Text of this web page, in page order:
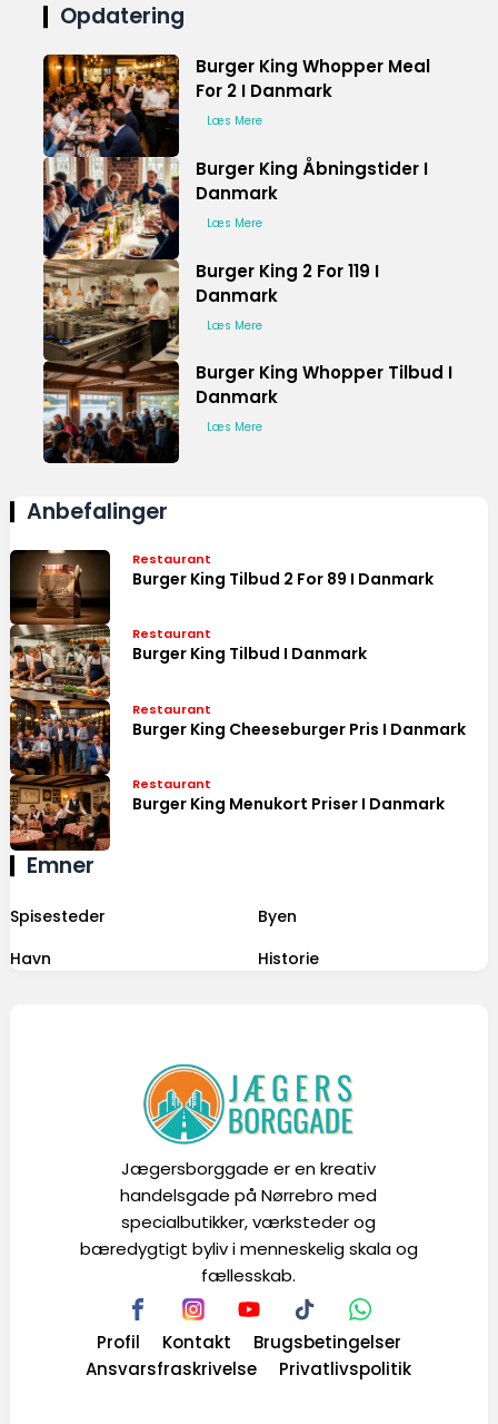
Opdatering
Burger King Whopper Meal
For 2 I Danmark
Læs Mere
Burger King Åbningstider I
Danmark
Læs Mere
Burger King 2 For 119 I
Danmark
Læs Mere
Burger King Whopper Tilbud I
Danmark
Læs Mere
Anbefalinger
Restaurant
Burger King Tilbud 2 For 89 I Danmark
Restaurant
Burger King Tilbud I Danmark
Restaurant
Burger King Cheeseburger Pris I Danmark
Restaurant
Burger King Menukort Priser I Danmark
Emner
Spisesteder
Byen
Havn
Historie
Jægersborggade er en kreativ
handelsgade på Nørrebro med
specialbutikker, værksteder og
bæredygtigt byliv i menneskelig skala og
fællesskab.
Profil Kontakt
Brugsbetingelser
Ansvarsfraskrivelse
Privatlivspolitik